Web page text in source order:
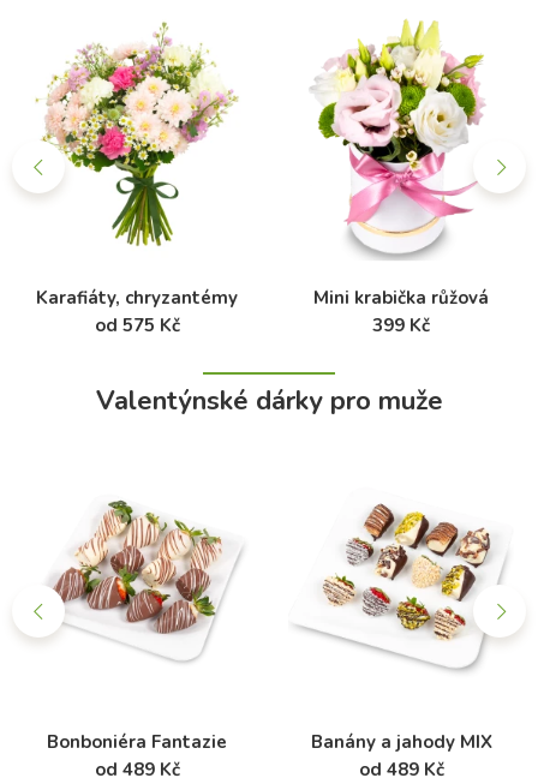
Karafiáty, chryzantémy
od 575 Kč
Mini krabička růžová
399 Kč
Valentýnské dárky pro muže
Bonboniéra Fantazie
od 489 Kč
Banány a jahody MIX
od 489 Kč